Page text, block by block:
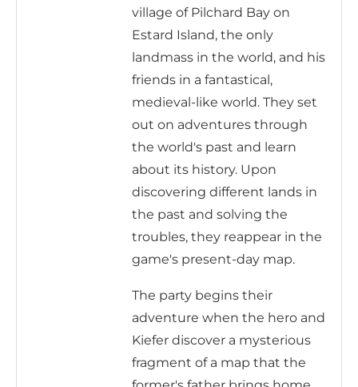
village of Pilchard Bay on
Estard Island, the only
landmass in the world, and his
friends in a fantastical,
medieval-like world. They set
out on adventures through
the world's past and learn
about its history. Upon
discovering different lands in
the past and solving the
troubles, they reappear in the
game's present-day map.
The party begins their
adventure when the hero and
Kiefer discover a mysterious
fragment of a map that the